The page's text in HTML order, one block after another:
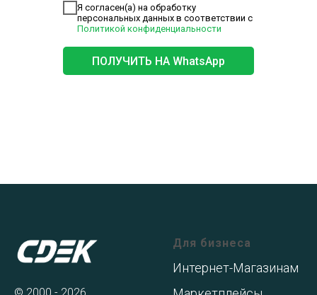
Я согласен(а) на обработку
персональных данных в соответствии с
Политикой конфиденциальности
ПОЛУЧИТЬ НА WhatsApp
© 2000 - 2026
Для бизнеса
Интернет-Магазинам